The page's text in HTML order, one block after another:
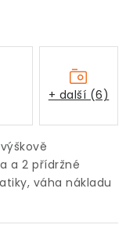
a 2 přídržné
váha nákladu
+ další (6)